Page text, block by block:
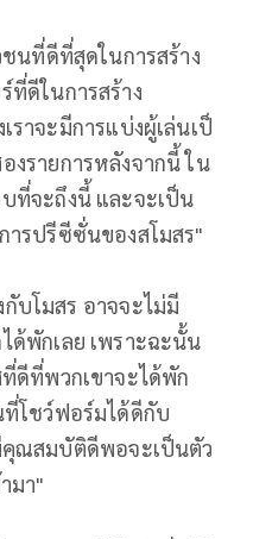
ชนที่ดีที่สุดในการสร้าง
ที่ดีในการสร้าง
ราจะมีการแบ่งผู้เล่นเป็
งรายการหลังจากนี้ ใน
บที่จะถึงนี้ และจะเป็น
ารปรีซีซั่นของสโมสร"
บโมสร อาจจะไม่มี
ด้พักเลย เพราะฉะนั้น
ดีที่พวกเขาจะได้พัก
ที่โชว์ฟอร์มได้ดีกับ
คุณสมบัติดีพอจะเป็นตัว
มา"